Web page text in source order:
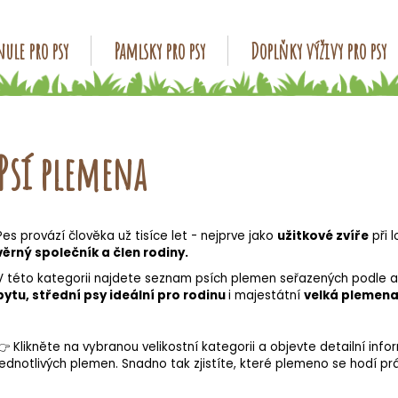
pro psy Pamlsky pro psy Doplňky výživy pro psy
plemena
provází člověka už tisíce let - nejprve jako užitkové zvíře při
společník a člen rodiny.
této kategorii najdete seznam psích plemen seřazených podle
střední psy ideální pro rodinui majestátní velká
Klikněte na vybranou velikostní kategorii a objevte detailní
plemen. Snadno tak zjistíte, které plemeno se hodí
Co potřebujete najít?
Doporučujeme